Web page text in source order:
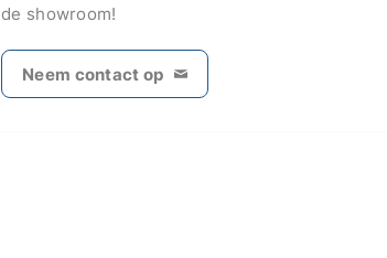
de showroom!
Neem contact op